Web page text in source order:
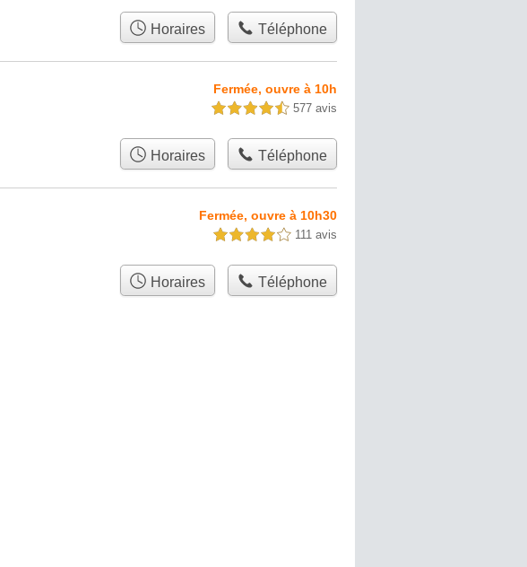
Horaires Téléphone
Fermée, ouvre à 10h
4,5 étoiles sur 5 577 avis
Horaires Téléphone
Fermée, ouvre à 10h30
4,0 étoiles sur 5 111 avis
Horaires Téléphone